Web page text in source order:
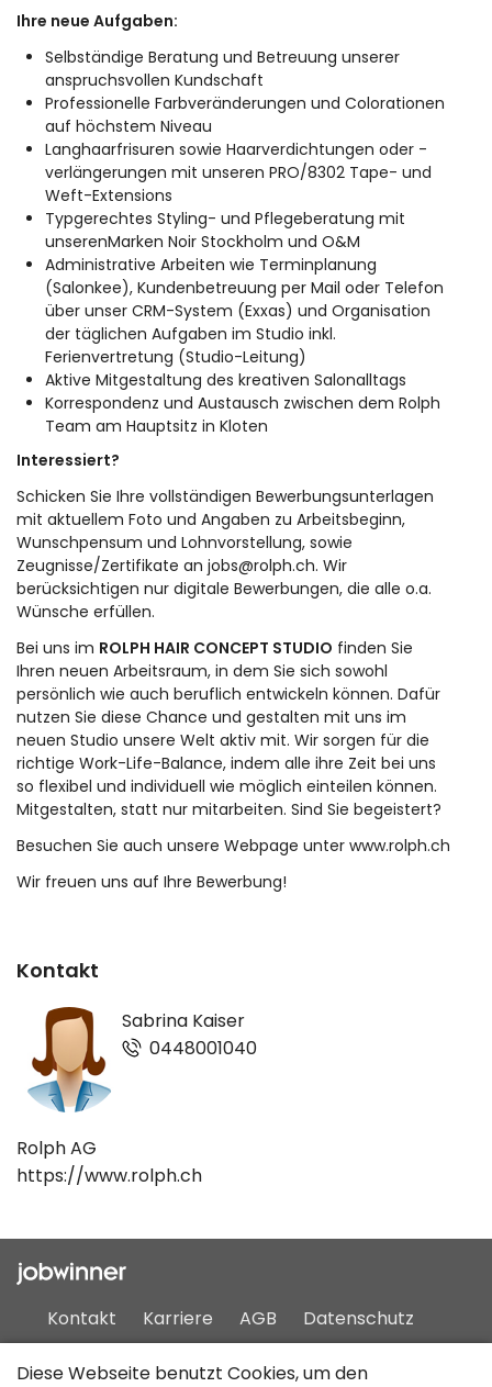
Ihre neue Aufgaben:
Selbständige Beratung und Betreuung unserer
anspruchsvollen Kundschaft
Professionelle Farbveränderungen und Colorationen
auf höchstem Niveau
Langhaarfrisuren sowie Haarverdichtungen oder -
verlängerungen mit unseren PRO/8302 Tape- und
Weft-Extensions
Typgerechtes Styling- und Pflegeberatung mit
unserenMarken Noir Stockholm und O&M
Administrative Arbeiten wie Terminplanung
(Salonkee), Kundenbetreuung per Mail oder Telefon
über unser CRM-System (Exxas) und Organisation
der täglichen Aufgaben im Studio inkl.
Ferienvertretung (Studio-Leitung)
Aktive Mitgestaltung des kreativen Salonalltags
Korrespondenz und Austausch zwischen dem Rolph
Team am Hauptsitz in Kloten
Interessiert?
Schicken Sie Ihre vollständigen Bewerbungsunterlagen
mit aktuellem Foto und Angaben zu Arbeitsbeginn,
Wunschpensum und Lohnvorstellung, sowie
Zeugnisse/Zertifikate an jobs@rolph.ch. Wir
berücksichtigen nur digitale Bewerbungen, die alle o.a.
Wünsche erfüllen.
Bei uns im ROLPH HAIR CONCEPT STUDIO finden Sie
Ihren neuen Arbeitsraum, in dem Sie sich sowohl
persönlich wie auch beruflich entwickeln können. Dafür
nutzen Sie diese Chance und gestalten mit uns im
neuen Studio unsere Welt aktiv mit. Wir sorgen für die
richtige Work-Life-Balance, indem alle ihre Zeit bei uns
so flexibel und individuell wie möglich einteilen können.
Mitgestalten, statt nur mitarbeiten. Sind Sie begeistert?
Besuchen Sie auch unsere Webpage unter www.rolph.ch
Wir freuen uns auf Ihre Bewerbung!
Kontakt
Sabrina Kaiser
0448001040
Rolph AG
https://www.rolph.ch
Kontakt Karriere AGB
Datenschutz
Impressum
Sitemap
Diese Webseite benutzt Cookies, um den